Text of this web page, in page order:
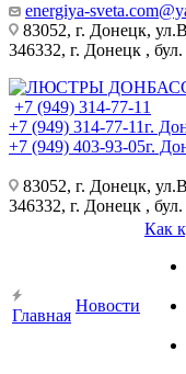
energiya-
83052, г. Донецк,
346332, г. Донецк ,
+7 (949) 314-77-11
+7 (949) 314-77-11г.
+7 (949) 403-93-05г.
83052, г. Донецк,
346332, г. Донецк ,
Главная
Новости
Как